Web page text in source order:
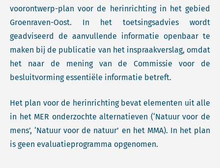
voorontwerp-plan voor de herinrichting in het gebied
Groenraven-Oost. In het toetsingsadvies wordt
geadviseerd de aanvullende informatie openbaar te
maken bij de publicatie van het inspraakverslag, omdat
het naar de mening van de Commissie voor de
besluitvorming essentiële informatie betreft.
Het plan voor de herinrichting bevat elementen uit alle
in het MER onderzochte alternatieven (‘Natuur voor de
mens’, ‘Natuur voor de natuur’ en het MMA). In het plan
is geen evaluatieprogramma opgenomen.